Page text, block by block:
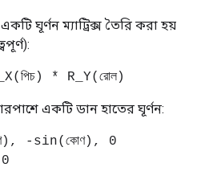
ঘূর্ণন ম্যাট্রিক্স তৈরি করা হয়
* R_Y(রোল)
একটি ডান হাতের ঘূর্ণন:
-sin(কোণ), 0